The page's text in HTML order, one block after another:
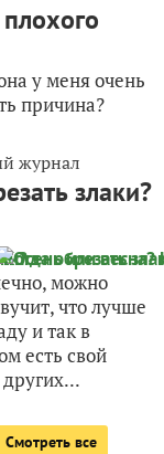
у меня очень
причина?
журнал
злаки?
можно
что лучше
и так в
есть свой
Смотреть все